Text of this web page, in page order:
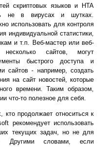
скриптовых языков и HTA
не в вирусах и шутках.
использовать для контроля
индивидуальной статистики,
и т.п. Веб-мастер или веб-
несколько сайтов, могут
быстрого доступа и
сайтов - например, создать
на сайт новостей, которые
времени. Таким образом,
что-то полезное для себя.
кто продолжает относиться к
рекомендует использовать
текущих задач, но не для
Другими словами, если